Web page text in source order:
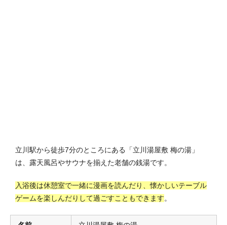
立川駅から徒歩7分のところにある「立川湯屋敷 梅の湯」
は、露天風呂やサウナを揃えた老舗の銭湯です。
入浴後は休憩室で一緒に漫画を読んだり、懐かしいテーブル
ゲームを楽しんだりして過ごすこともできます。